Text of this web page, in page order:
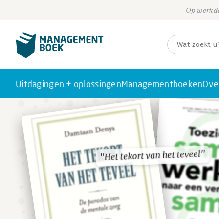
Op
Uitdagingen + oplossingenManagementboeken
"Het tekort van het teveel"
"Het tekort van het teveel"